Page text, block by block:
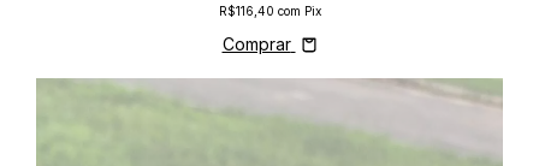
R$116,40 com Pix
Comprar